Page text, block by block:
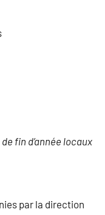
fin d’année locaux
par la direction